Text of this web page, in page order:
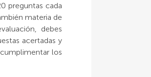
preguntas cada
materia de
debes
acertadas y
los